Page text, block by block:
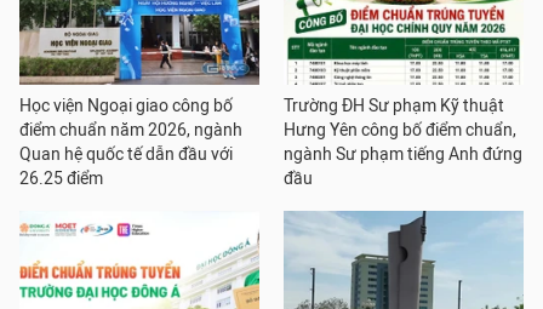
Học viện Ngoại giao công bố
điểm chuẩn năm 2026, ngành
Quan hệ quốc tế dẫn đầu với
26.25 điểm
Trường ĐH Sư phạm Kỹ thuật
Hưng Yên công bố điểm chuẩn,
ngành Sư phạm tiếng Anh đứng
đầu